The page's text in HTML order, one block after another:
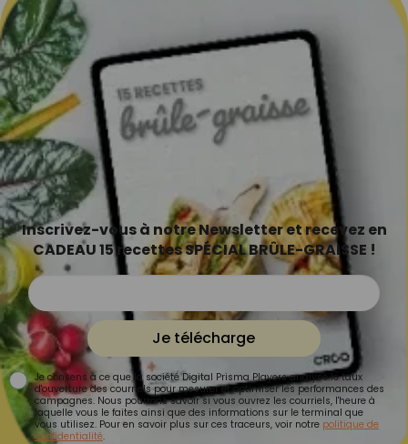
Inscrivez-vous à notre Newsletter et recevez en
CADEAU 15 recettes SPÉCIAL BRÛLE-GRAISSE !
Je télécharge
Je consens à ce que la société Digital Prisma Players analyse le taux
d'ouverture des courriels pour mesurer et optimiser les performances des
campagnes. Nous pourrons savoir si vous ouvrez les courriels, l'heure à
laquelle vous le faites ainsi que des informations sur le terminal que
vous utilisez. Pour en savoir plus sur ces traceurs, voir notre politique de
confidentialité.